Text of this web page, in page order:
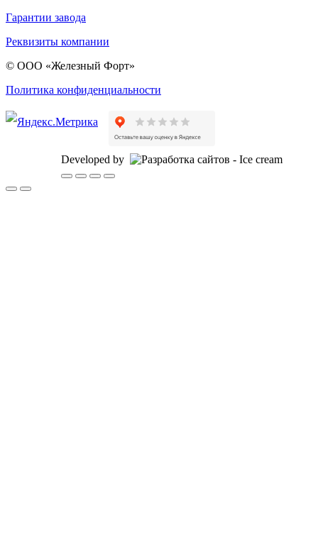
Гарантии завода
Реквизиты компании
© ООО «Железный Форт»
Политика конфиденциальности
Developed by